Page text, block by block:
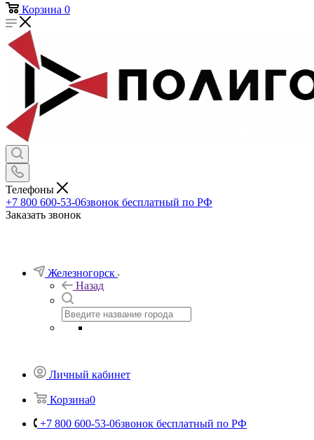
Корзина 0
Телефоны
+7 800 600-53-06звонок бесплатный по РФ
Заказать звонок
Железногорск
Назад
Личный кабинет
Корзина0
+7 800 600-53-06звонок бесплатный по РФ